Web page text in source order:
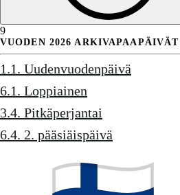
9
VUODEN 2026 ARKIVAPAAPÄIVÄT
1.1. Uudenvuodenpäivä
6.1. Loppiainen
3.4. Pitkäperjantai
6.4. 2. pääsiäispäivä